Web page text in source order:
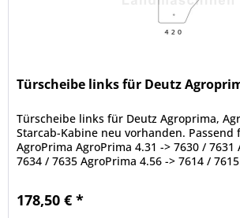
Türscheibe links für Deutz
Türscheibe links für Deutz Agroprima,
Starcab-Kabine neu vorhanden. Passend
AgroPrima AgroPrima 4.31 -> 7630 / 7631
7634 / 7635 AgroPrima 4.56 -> 7614 /
178,50 € *